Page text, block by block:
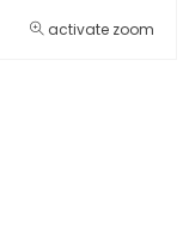
activate zoom